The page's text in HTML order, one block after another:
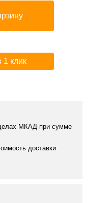
1 клик
МКАД при сумме
доставки